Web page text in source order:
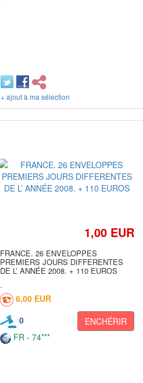
+ ajout à ma sélection
1,00 EUR
FRANCE. 26 ENVELOPPES
PREMIERS JOURS DIFFERENTES
DE L’ ANNÉE 2008. + 110 EUROS
6,00 EUR
0
ENCHÉRIR
FR - 74***